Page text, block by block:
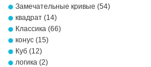
Замечательные кривые (54)
квадрат (14)
Классика (66)
конус (15)
Куб (12)
логика (2)